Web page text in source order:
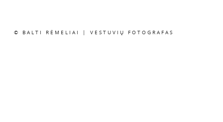
ISTORIJOS
© BALTI RĖMELIAI | VESTUVIŲ FOTOGRAFAS